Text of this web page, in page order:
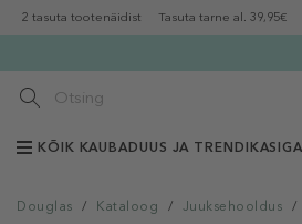
2 tasuta tootenäidist Tasuta tarne al. 39,95€
KÕIK KAUBADUUS JA TRENDIKAS
Douglas / Kataloog / Juuksehooldus /